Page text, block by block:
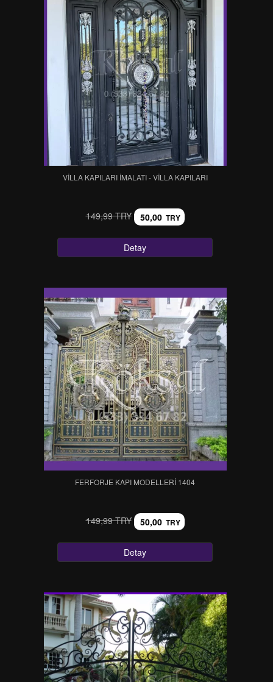
VİLLA KAPILARI İMALATI - VİLLA KAPILARI
149,99 TRY 50,00 TRY
Detay
FERFORJE KAPI MODELLERI 1404
149,99 TRY 50,00 TRY
Detay